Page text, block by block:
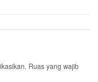
Ruas yang wajib